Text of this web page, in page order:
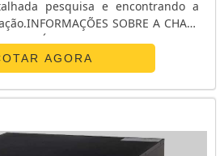
pesquisa e encontrando a
SOBRE A CHAVE
AUTOMÁTICA ATSQuem procura por
automática ats em uma empresa
site da E. C. A. Equipamentos
é possível encontrar
AGORA